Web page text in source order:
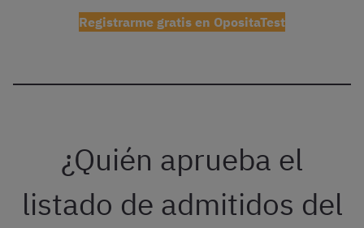
Registrarme gratis en OpositaTest
¿Quién aprueba el
listado de admitidos del